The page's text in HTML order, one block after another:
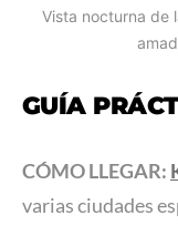
Vista nocturna de
GUÍA
CÓMO LLEGAR:
varias ciudades